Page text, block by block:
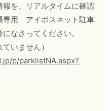
を、リアルタイムに確認
専用 アイポスネット駐車
なさってください。
れていません）
p/parklistNA.aspx?